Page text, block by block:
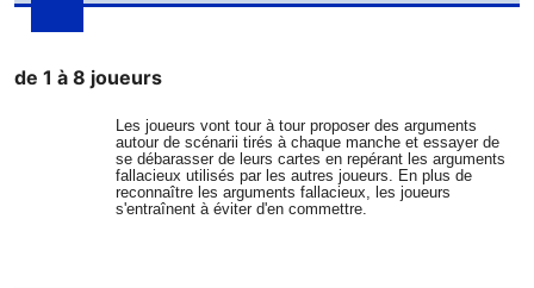
de 1 à 8 joueurs
Les joueurs vont tour à tour proposer des arguments
autour de scénarii tirés à chaque manche et essayer de
se débarasser de leurs cartes en repérant les arguments
fallacieux utilisés par les autres joueurs. En plus de
reconnaître les arguments fallacieux, les joueurs
s'entraînent à éviter d'en commettre.